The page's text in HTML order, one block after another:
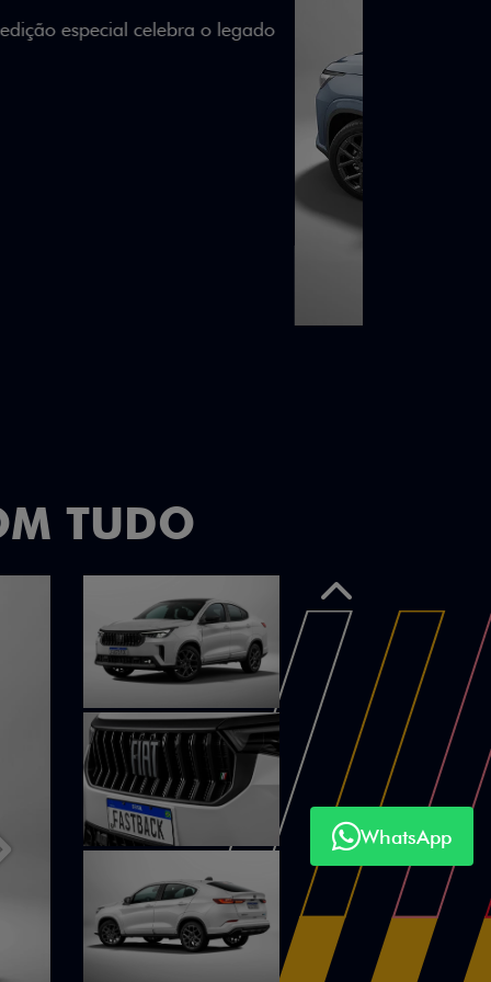
e detalhes em Citrus Green criam
TUDO
Anterior
WhatsApp